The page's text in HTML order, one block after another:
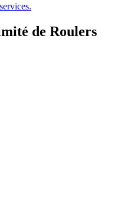
de Roulers